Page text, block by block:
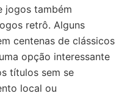
jogos também
retrô. Alguns
centenas de clássicos
opção interessante
títulos sem se
local ou